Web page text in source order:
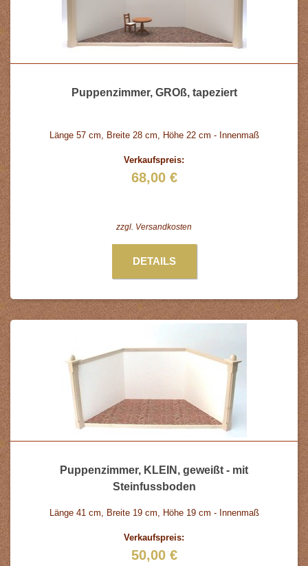
Puppenzimmer, GROß, tapeziert
Länge 57 cm, Breite 28 cm, Höhe 22 cm - Innenmaß
Verkaufspreis:
68,00 €
zzgl. Versandkosten
DETAILS
Puppenzimmer, KLEIN, geweißt - mit
Steinfussboden
Länge 41 cm, Breite 19 cm, Höhe 19 cm - Innenmaß
Verkaufspreis:
50,00 €